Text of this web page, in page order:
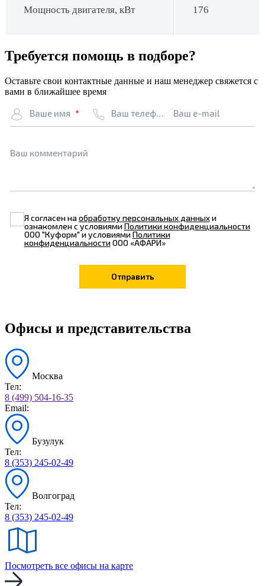
Мощность двигателя, кВт 176
Требуется помощь в подборе?
Оставьте свои контактные данные и наш менеджер свяжется с
вами в ближайшее время
Ваше имя Ваш телефон Ваш e-mail
Ваш комментарий
Я согласен наобработку персональных данныхи
ознакомлен с условиямиПолитики конфиденциальности
ООО "Куформ" и условиямиПолитики
конфиденциальностиООО «АФАРИ»
Офисы и представительства
Москва
Тел:
8 (499) 504-16-35
Email:
Бузулук
Тел:
8 (353) 245-02-49
Волгоград
Тел:
8 (353) 245-02-49
Посмотреть все офисы на карте